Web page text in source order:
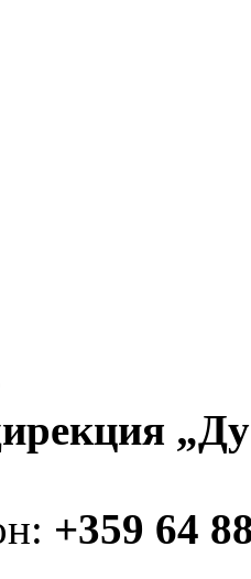
+359 64